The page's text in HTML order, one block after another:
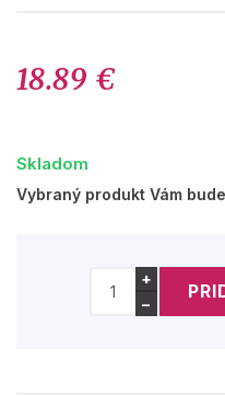
18.89 €
Skladom
Vybraný produkt Vám
+
−